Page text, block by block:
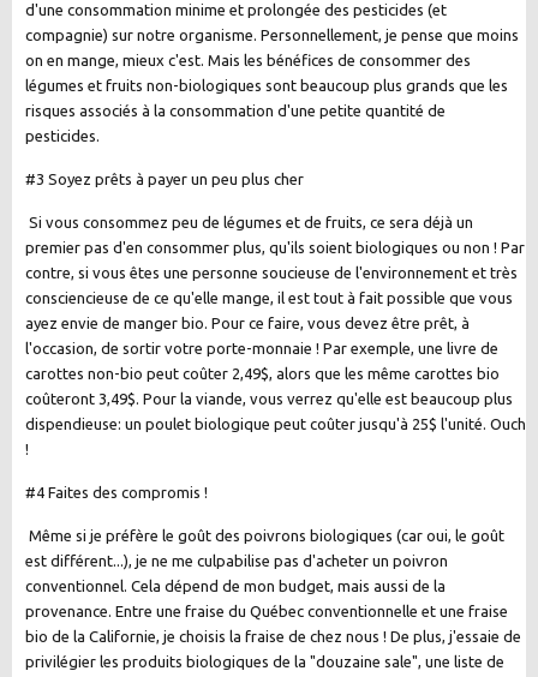
d'une consommation minime et prolongée des pesticides (et
compagnie) sur notre organisme. Personnellement, je pense que moins
on en mange, mieux c'est. Mais les bénéfices de consommer des
légumes et fruits non-biologiques sont beaucoup plus grands que les
risques associés à la consommation d'une petite quantité de
pesticides.
#3 Soyez prêts à payer un peu plus cher
Si vous consommez peu de légumes et de fruits, ce sera déjà un
premier pas d'en consommer plus, qu'ils soient biologiques ou non ! Par
contre, si vous êtes une personne soucieuse de l'environnement et très
consciencieuse de ce qu'elle mange, il est tout à fait possible que vous
ayez envie de manger bio. Pour ce faire, vous devez être prêt, à
l'occasion, de sortir votre porte-monnaie ! Par exemple, une livre de
carottes non-bio peut coûter 2,49$, alors que les même carottes bio
coûteront 3,49$. Pour la viande, vous verrez qu'elle est beaucoup plus
dispendieuse: un poulet biologique peut coûter jusqu'à 25$ l'unité. Ouch
!
#4 Faites des compromis !
Même si je préfère le goût des poivrons biologiques (car oui, le goût
est différent...), je ne me culpabilise pas d'acheter un poivron
conventionnel. Cela dépend de mon budget, mais aussi de la
provenance. Entre une fraise du Québec conventionnelle et une fraise
bio de la Californie, je choisis la fraise de chez nous ! De plus, j'essaie de
privilégier les produits biologiques de la "douzaine sale", une liste de